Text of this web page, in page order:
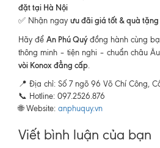
đặt tại Hà Nội
✅ Nhận ngay ưu đãi giá tốt & quà tặng
Hãy để An Phú Quýđồng hành cùng
thông minh – tiện nghi – chuẩn châu
vòi Konox đẳng cấp
📍 Địa chỉ: Số 7 ngõ 96 Võ Chí Công,
📞 Hotline: 097.2526.876
🌐 Website: anphuquy.vn
Viết bình luận của bạn